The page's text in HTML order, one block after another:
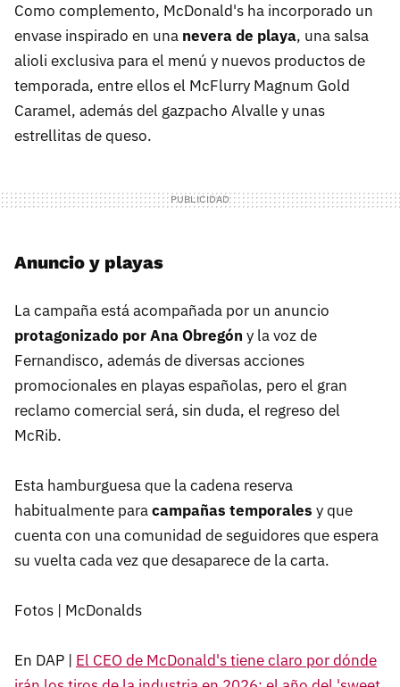
Como complemento, McDonald's ha incorporado un
envase inspirado en una nevera de playa, una salsa
alioli exclusiva para el menú y nuevos productos de
temporada, entre ellos el McFlurry Magnum Gold
Caramel, además del gazpacho Alvalle y unas
estrellitas de queso.
Anuncio y playas
La campaña está acompañada por un anuncio
protagonizado por Ana Obregón y la voz de
Fernandisco, además de diversas acciones
promocionales en playas españolas, pero el gran
reclamo comercial será, sin duda, el regreso del
McRib.
Esta hamburguesa que la cadena reserva
habitualmente paracampañas temporales y que
cuenta con una comunidad de seguidores que espera
su vuelta cada vez que desaparece de la carta.
Fotos | McDonalds
En DAP | El CEO de McDonald's tiene claro por dónde